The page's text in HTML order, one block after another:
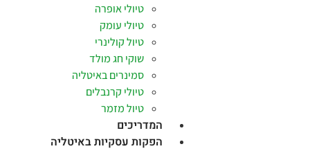
טיולי אופרה
טיולי עומק
טיול קולינרי
שוקי חג מולד
סמינרים באיטליה
טיולי קרנבלים
טיול מזמר
המדריכים
הפקות עסקיות באיטליה